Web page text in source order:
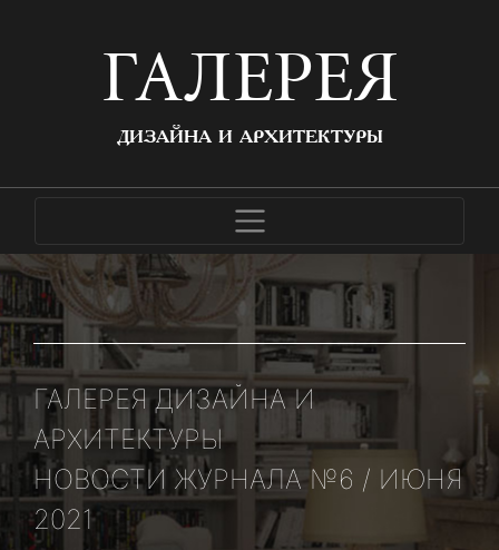
ГАЛЕРЕЯ
ДИЗАЙНА И АРХИТЕКТУРЫ
ГАЛЕРЕЯ ДИЗАЙНА И
АРХИТЕКТУРЫ
НОВОСТИ ЖУРНАЛА №6 / ИЮНЯ
2021